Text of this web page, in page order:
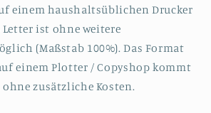
einem haushaltsüblichen Drucker
Letter ist ohne weitere
(Maßstab 100%). Das Format
einem Plotter / Copyshop kommt
zusätzliche Kosten.